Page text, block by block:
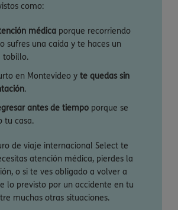
como:
médicaporque recorriendo
sufres una caída y te haces un
tobillo.
en Montevideo y te quedas sin
.
antes de tiempoporque se
tu casa.
de viaje internacional Select te
atención médica, pierdes la
o si te ves obligado a volver a
lo previsto por un accidente en tu
muchas otras situaciones.